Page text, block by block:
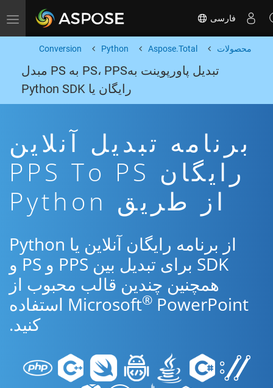
Toggle navigation فارسی
محصولات Aspose.Total
Python
Conversion
تبدیل پاورپوینت بهPS، PPS به PS مبدل
رایگان یا Python SDK
برنامه تبدیل آنلاین
رایگان PPS To PS
از طریق Python
از برنامه رایگان آنلاین یا Python
SDK برای تبدیل بین PPS و PS و
همچنین چندین قالب محبوب از
Microsoft®
PowerPoint استفاده
کنید.